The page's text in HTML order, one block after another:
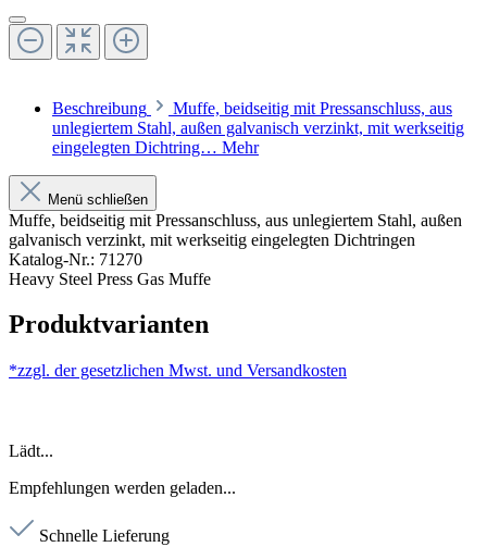
Beschreibung
Muffe, beidseitig mit Pressanschluss, aus
unlegiertem Stahl, außen galvanisch verzinkt, mit werkseitig
eingelegten Dichtring… Mehr
Menü schließen
Muffe, beidseitig mit Pressanschluss, aus unlegiertem Stahl, außen
galvanisch verzinkt, mit werkseitig eingelegten Dichtringen
Katalog-Nr.: 71270
Heavy Steel Press Gas Muffe
Produktvarianten
*zzgl. der gesetzlichen Mwst. und Versandkosten
Lädt...
Empfehlungen werden geladen...
Schnelle Lieferung